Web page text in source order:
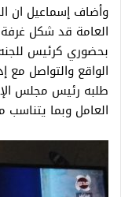
وأضاف إسماعيل ان
العامة قد شكل غرفة
بحضوري كرئيس
الواقع والتواصل
طلبه رئيس مجلس
العامل وبما يتناسب